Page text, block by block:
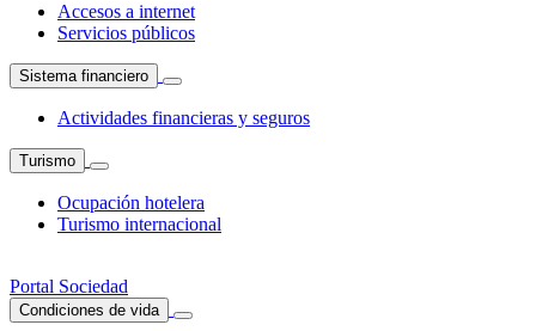
Accesos a internet
Servicios públicos
Sistema financiero
Actividades financieras y seguros
Turismo
Ocupación hotelera
Turismo internacional
Portal Sociedad
Condiciones de vida